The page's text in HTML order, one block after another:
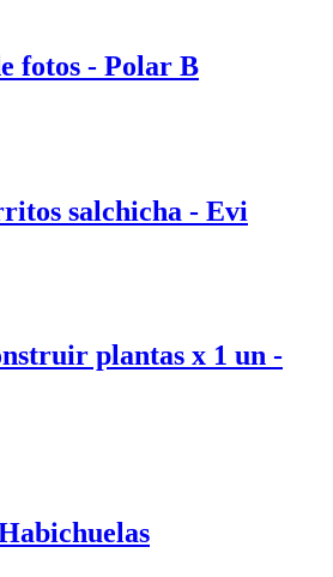
fotos - Polar B
salchicha - Evi
plantas x 1 un -